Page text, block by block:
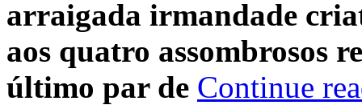
arraigada irmandade
aos quatro assombrosos
último par de Continue